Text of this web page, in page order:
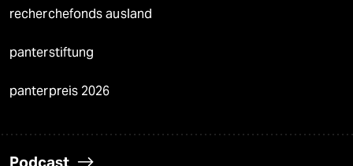
recherchefonds ausland
panterstiftung
panterpreis 2026
Podcast